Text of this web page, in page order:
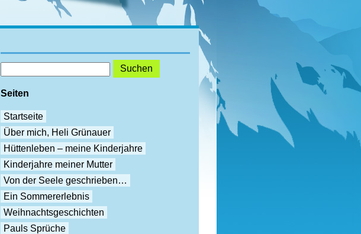
Seiten
Startseite
Über mich, Heli Grünauer
Hüttenleben – meine Kinderjahre
Kinderjahre meiner Mutter
Von der Seele geschrieben…
Ein Sommererlebnis
Weihnachtsgeschichten
Pauls Sprüche